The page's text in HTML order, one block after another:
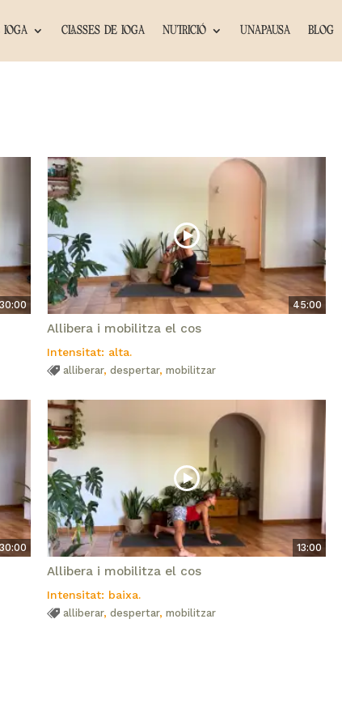
IOGA CLASSES DE IOGA NUTRICIÓ UNAPAUSA BLOG
30:00 45:00
Allibera i mobilitza el cos
Intensitat: alta.
alliberar,despertar,mobilitzar
30:00 13:00
Allibera i mobilitza el cos
Intensitat: baixa.
alliberar,despertar,mobilitzar